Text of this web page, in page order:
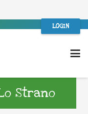
LOGIN
Strano